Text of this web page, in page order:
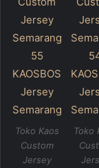
Toko Kaos
Custom
Jersey
Toko